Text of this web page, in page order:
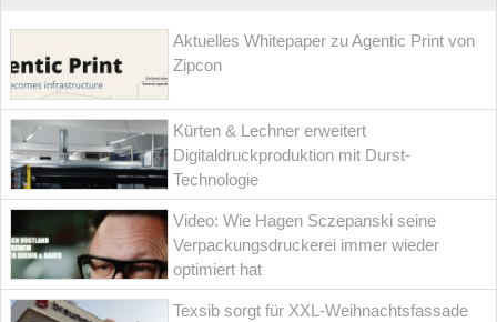
Aktuelles Whitepaper zu Agentic Print von
Zipcon
Kürten & Lechner erweitert
Digitaldruckproduktion mit Durst-
Technologie
Video: Wie Hagen Sczepanski seine
Verpackungsdruckerei immer wieder
optimiert hat
Texsib sorgt für XXL-Weihnachtsfassade